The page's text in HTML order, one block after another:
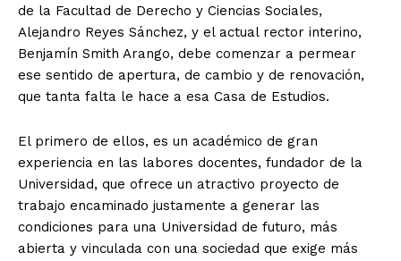
de la Facultad de Derecho y Ciencias Sociales,
Alejandro Reyes Sánchez, y el actual rector interino,
Benjamín Smith Arango, debe comenzar a permear
ese sentido de apertura, de cambio y de renovación,
que tanta falta le hace a esa Casa de Estudios.
El primero de ellos, es un académico de gran
experiencia en las labores docentes, fundador de la
Universidad, que ofrece un atractivo proyecto de
trabajo encaminado justamente a generar las
condiciones para una Universidad de futuro, más
abierta y vinculada con una sociedad que exige más